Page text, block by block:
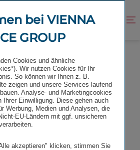
Kontrast
DER VIENNA
im
bei VIENNA
GROUP
Cookies und ähnliche
Wir nutzen Cookies für Ihr
So können wir Ihnen z. B.
zeigen und unsere Services laufend
Analyse- und Marketingcookies
Ihrer Einwilligung. Diese gehen auch
Werbung, Medien und Analysen, die
EU-Ländern mit ggf. unsicheren
akzeptieren" klicken, stimmen Sie